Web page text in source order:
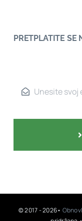
PRETPLATITE SE
© 2017 - 2026•